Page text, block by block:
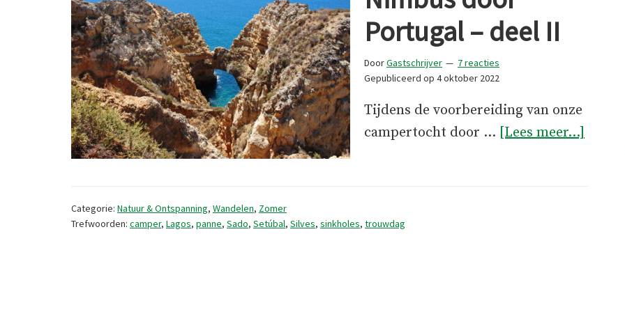
Portugal – deel II
DoorGastschrijver
7 reacties
Gepubliceerd op 4 oktober 2022
Tijdens de voorbereiding van onze
campertocht door … [Lees meer...]
Categorie: Natuur & Ontspanning, Wandelen, Zomer
Trefwoorden: camper, Lagos, panne, Sado, Setúbal, Silves, sinkholes, trouwdag